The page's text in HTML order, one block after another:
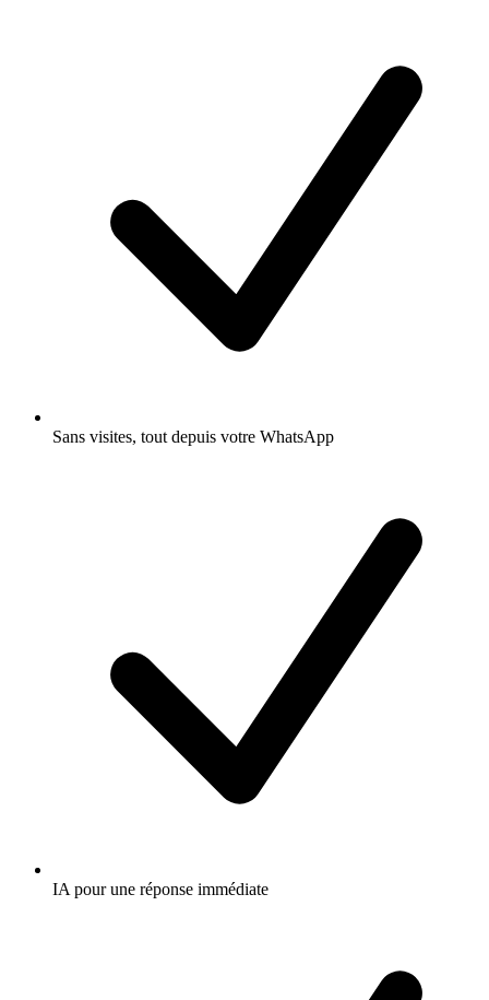
Sans visites, tout depuis votre WhatsApp
IA pour une réponse immédiate